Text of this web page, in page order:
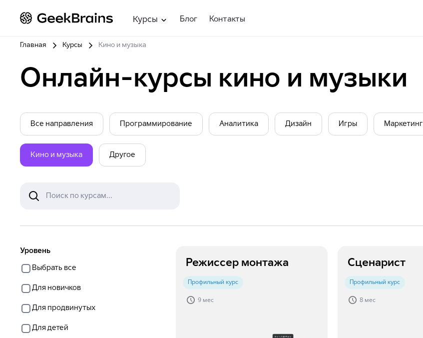
Курсы Блог Контакты
Главная Курсы Кино и музыка
Онлайн-курсы кино и музыки
Все направления Программирование Аналитика Дизайн Игры Маркетинг
Кино и музыка Другое
Поиск по курсам...
Уровень
Выбрать все
Для новичков
Для продвинутых
Для детей
Режиссер монтажа
Профильный курс
9 мес
Сценарист
Профильный курс
8 мес